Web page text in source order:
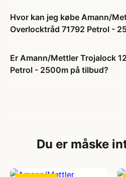
Hvor kan jeg købe Amann/
Overlocktråd 71792 Petrol -
Er Amann/Mettler Trojalock
Petrol - 2500m på tilbud?
Du er måske